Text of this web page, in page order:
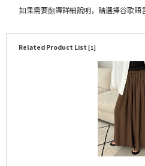
如果需要翻譯詳細說明，請選擇谷歌語
Related Product List [1]